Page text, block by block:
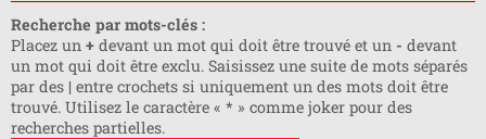
Recherche par mots-clés :
Placez un + devant un mot qui doit être trouvé et un - devant
un mot qui doit être exclu. Saisissez une suite de mots séparés
par des | entre crochets si uniquement un des mots doit être
trouvé. Utilisez le caractère « * » comme joker pour des
recherches partielles.